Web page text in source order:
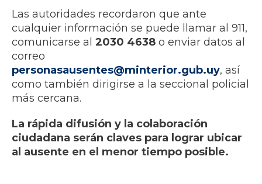
Las autoridades recordaron que ante
cualquier información se puede llamar al 911,
comunicarse al 2030 4638 o enviar datos al
correo
personasausentes@minterior.gub.uy, así
como también dirigirse a la seccional policial
más cercana.
La rápida difusión y la colaboración
ciudadana serán claves para lograr ubicar
al ausente en el menor tiempo posible.